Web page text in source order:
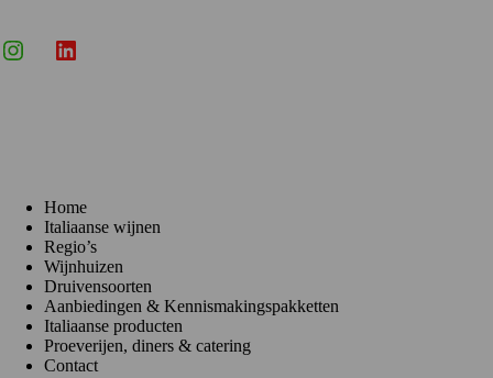
InstagramLinkedIn
Home
Italiaanse wijnen
Regio’s
Wijnhuizen
Druivensoorten
Aanbiedingen & Kennismakingspakketten
Italiaanse producten
Proeverijen, diners & catering
Contact